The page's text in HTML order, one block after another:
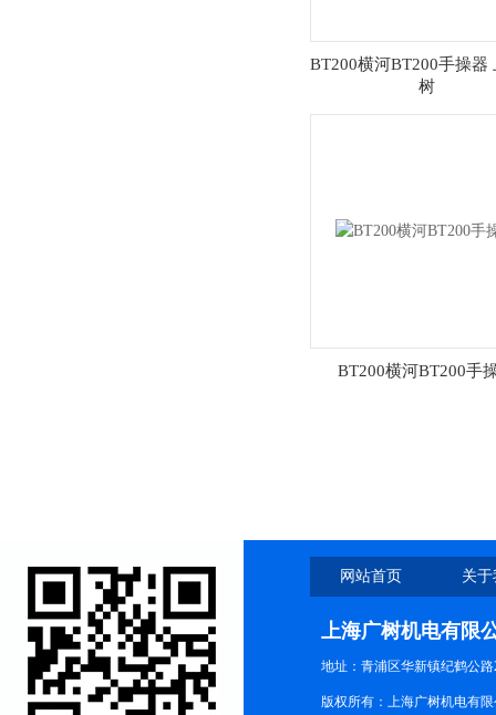
BT200横河BT200手操器
树
BT200横河BT200手
网站首页 关
上海广树机电有限
地址：青浦区华新镇纪鹤公路
版权所有：上海广树机电有